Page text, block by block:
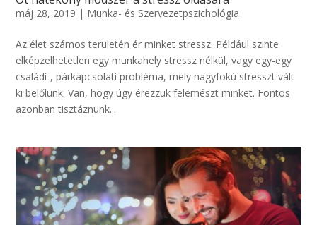
máj 28, 2019 | Munka- és Szervezetpszichológia
Az élet számos területén ér minket stressz. Például szinte
elképzelhetetlen egy munkahely stressz nélkül, vagy egy-egy
családi-, párkapcsolati probléma, mely nagyfokú stresszt vált
ki belőlünk. Van, hogy úgy érezzük felemészt minket. Fontos
azonban tisztáznunk...